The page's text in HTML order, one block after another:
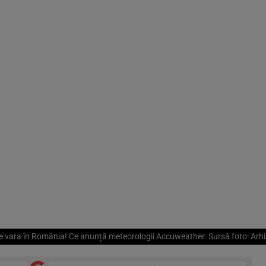
vara în România! Ce anunță meteorologii Accuweather. Sursă foto: